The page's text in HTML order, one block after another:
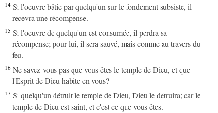
14 Si l'oeuvre bâtie par quelqu'un sur le fondement subsiste, il
recevra une récompense.
15 Si l'oeuvre de quelqu'un est consumée, il perdra sa
récompense; pour lui, il sera sauvé, mais comme au travers du
feu.
16 Ne savez-vous pas que vous êtes le temple de Dieu, et que
l'Esprit de Dieu habite en vous?
17 Si quelqu'un détruit le temple de Dieu, Dieu le détruira; car le
temple de Dieu est saint, et c'est ce que vous êtes.